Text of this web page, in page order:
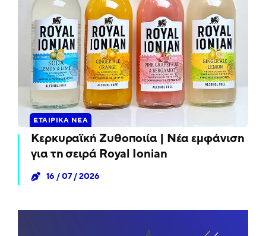
ΕΤΑΙΡΙΚΆ ΝΈΑ
Κερκυραϊκή Ζυθοποιία | Νέα εμφάνιση
για τη σειρά Royal Ionian
16 / 07 / 2026